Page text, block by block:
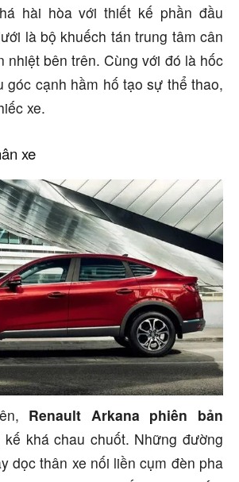
hài hòa với thiết kế phần đầu
là bộ khuếch tán trung tâm cân
nhiệt bên trên. Cùng với đó là hốc
góc cạnh hầm hố tạo sự thể thao,
xe.
xe
Renault Arkana phiên bản
khá chau chuốt. Những đường
dọc thân xe nối liền cụm đèn pha